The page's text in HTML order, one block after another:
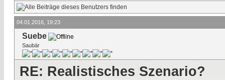
04.01.2016, 19:23
Suebe
Saubär
RE: Realistisches Szenario?